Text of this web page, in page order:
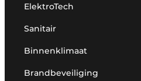
ElektroTech
Sanitair
Binnenklimaat
Brandbeveiliging